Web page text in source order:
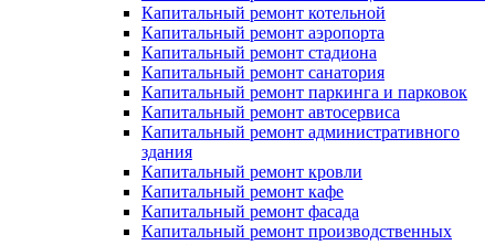
Капитальный ремонт котельной
Капитальный ремонт аэропорта
Капитальный ремонт стадиона
Капитальный ремонт санатория
Капитальный ремонт паркинга и парковок
Капитальный ремонт автосервиса
Капитальный ремонт административного
здания
Капитальный ремонт кровли
Капитальный ремонт кафе
Капитальный ремонт фасада
Капитальный ремонт производственных